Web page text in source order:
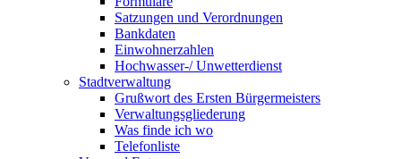
Satzungen und Verordnungen
Bankdaten
Einwohnerzahlen
Hochwasser-/ Unwetterdienst
Stadtverwaltung
Grußwort des Ersten Bürgermeisters
Verwaltungsgliederung
Was finde ich wo
Telefonliste